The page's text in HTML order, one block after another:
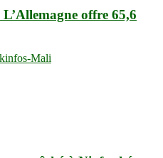
offre 65,6
Mali